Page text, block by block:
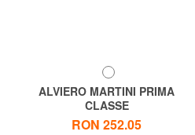
ALVIERO MARTINI PRIMA
CLASSE
GEO CLASSIC Geantă
RON 252.05